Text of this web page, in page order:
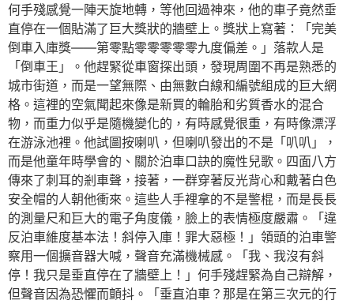
何手殘感覺一陣天旋地轉，等他回過神來，他的車子竟然垂
直停在一個貼滿了巨大獎狀的牆壁上。獎狀上寫著：「完美
倒車入庫獎——第零點零零零零零九度偏差。」落款人是
「倒車王」。他趕緊從車窗探出頭，發現周圍不再是熟悉的
城市街道，而是一望無際、由無數白線和編號組成的巨大網
格。這裡的空氣聞起來像是新買的輪胎和劣質香水的混合
物，而重力似乎是隨機變化的，有時感覺很重，有時像漂浮
在游泳池裡。他試圖按喇叭，但喇叭發出的不是「叭叭」，
而是他童年時學會的、關於泊車口訣的魔性兒歌。四面八方
傳來了刺耳的剎車聲，接著，一群穿著反光背心和戴著白色
安全帽的人朝他衝來。這些人手裡拿的不是警棍，而是長長
的測量尺和巨大的電子角度儀，臉上的表情極度嚴肅。「違
反泊車維度基本法！斜停入庫！罪大惡極！」領頭的泊車警
察用一個擴音器大喊，聲音充滿機械感。「我、我沒有斜
停！我只是垂直停在了牆壁上！」何手殘趕緊為自己辯解，
但聲音因為恐懼而顫抖。「垂直泊車？那是在第三次元的行